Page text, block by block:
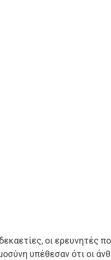
οι ερευνητές
υπέθεσαν ότι οι